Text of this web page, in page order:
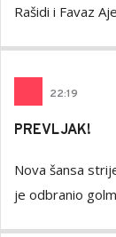
Rašidi i Favaz
22:19
PREVLJAK!
Nova šansa
je odbranio